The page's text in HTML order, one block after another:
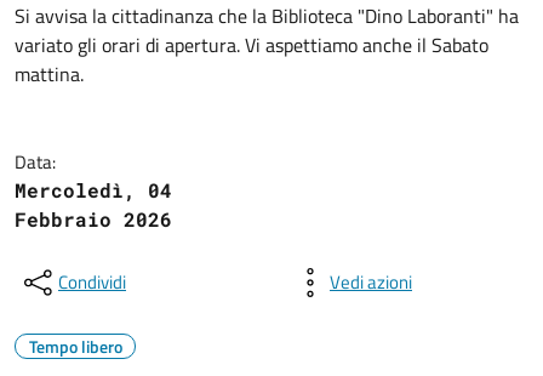
Si avvisa la cittadinanza che la Biblioteca "Dino Laboranti" ha
variato gli orari di apertura. Vi aspettiamo anche il Sabato
mattina.
Data:
Mercoledì, 04
Febbraio 2026
Condividi Vedi azioni
Tempo libero